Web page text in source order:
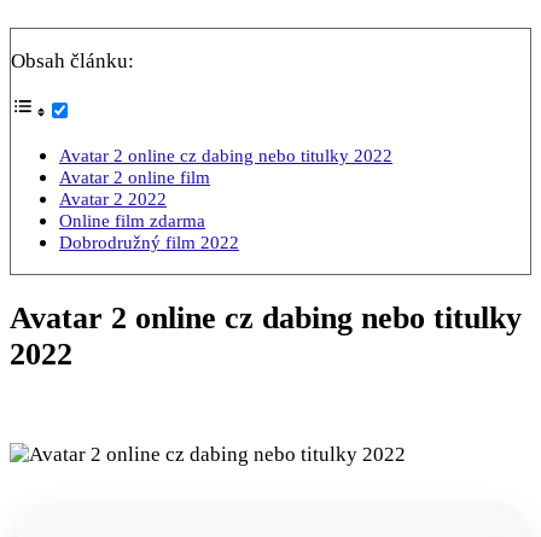
Obsah článku:
Avatar 2 online cz dabing nebo titulky 2022
Avatar 2 online film
Avatar 2 2022
Online film zdarma
Dobrodružný film 2022
Avatar 2 online cz dabing nebo titulky
2022